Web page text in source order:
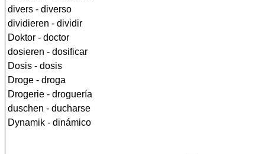
divers - diverso
dividieren - dividir
Doktor - doctor
dosieren - dosificar
Dosis - dosis
Droge - droga
Drogerie - droguería
duschen - ducharse
Dynamik - dinámico